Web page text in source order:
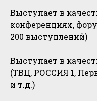
Выступает в
конференциях,
200 выступлений)
Выступает в
(ТВЦ, РОССИЯ 1,
и т.д.)